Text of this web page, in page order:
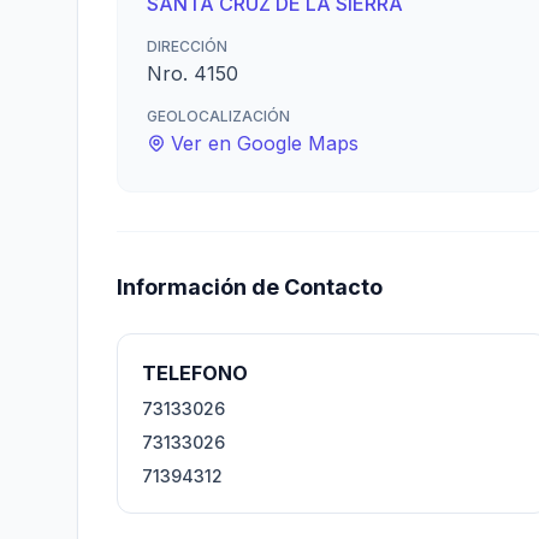
DIRECCIÓN
Nro. 4150
GEOLOCALIZACIÓN
Ver en Google Maps
Información de Contacto
TELEFONO
73133026
73133026
71394312